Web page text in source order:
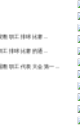
职工排球比赛...
排球比赛的通...
职工代表大会第一...